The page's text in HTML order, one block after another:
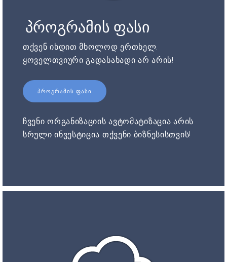
პროგრამის ფასი
თქვენ იხდით მხოლოდ ერთხელ.
ყოველთვიური გადასახადი არ არის!
ᲞᲠᲝᲒᲠᲐᲛᲘᲡ ᲤᲐᲡᲘ
ჩვენი ორგანიზაციის ავტომატიზაცია არის
სრული ინვესტიცია თქვენი ბიზნესისთვის!